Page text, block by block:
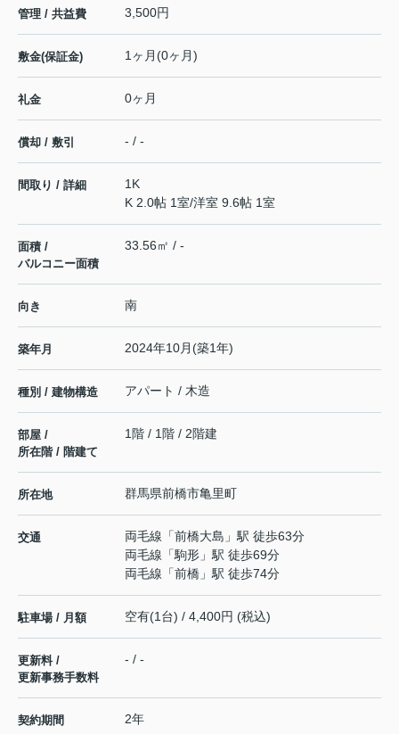
管理 / 共益費 3,500円
敷金(保証金) 1ヶ月(0ヶ月)
礼金 0ヶ月
償却 / 敷引 - / -
間取り / 詳細
1K
K 2.0帖 1室/洋室 9.6帖 1室
面積 /
バルコニー面積
33.56㎡ / -
向き 南
築年月 2024年10月(築1年)
種別 / 建物構造 アパート / 木造
部屋 /
所在階 / 階建て
1階 / 1階 / 2階建
所在地 群馬県前橋市亀里町
交通 両毛線 「前橋大島 」駅 徒歩63分
両毛線 「駒形 」駅 徒歩69分
両毛線 「前橋 」駅 徒歩74分
駐車場 / 月額 空有(1台) / 4,400円 (税込)
更新料 /
更新事務手数料
- / -
契約期間 2年